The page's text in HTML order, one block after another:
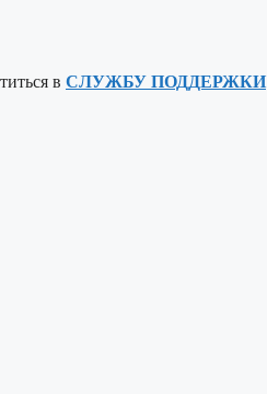
в СЛУЖБУ ПОДДЕРЖКИ